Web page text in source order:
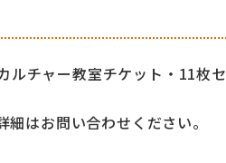
チャー教室チケット・11枚セ
はお問い合わせください。